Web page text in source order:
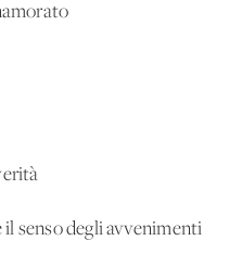
il senso degli avvenimenti